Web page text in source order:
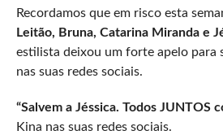
Recordamos que em risco esta
Leitão, Bruna, Catarina Miranda e
estilista deixou um forte apelo para
nas suas redes sociais.
“Salvem a Jéssica. Todos JUNTOS
Kina nas suas redes sociais.